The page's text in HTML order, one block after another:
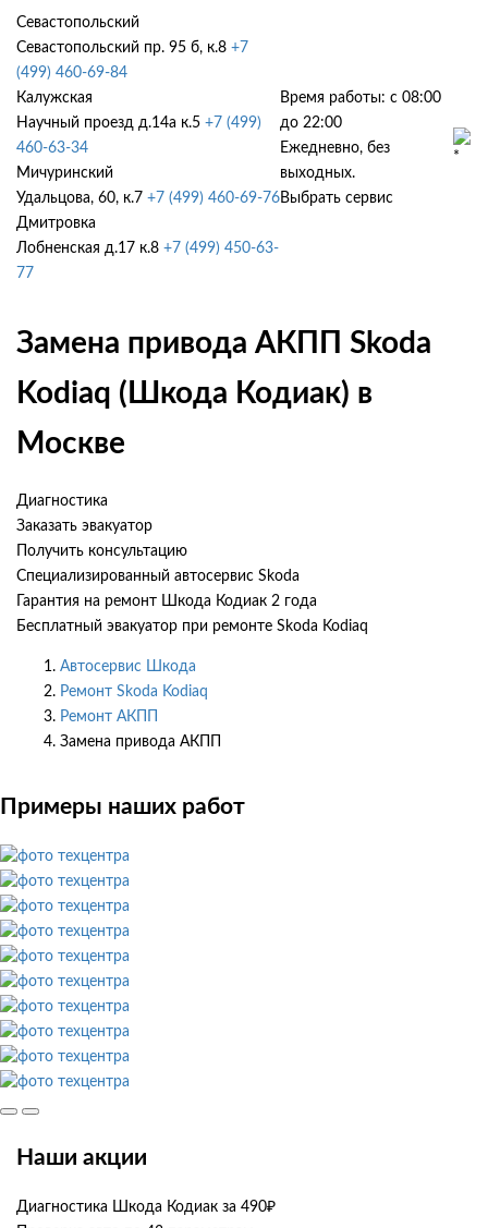
Севастопольский
Севастопольский пр. 95 б, к.8 +7
(499) 460-69-84
Калужская
Научный проезд д.14а к.5 +7 (499)
460-63-34
Мичуринский
Удальцова, 60, к.7 +7 (499) 460-69-76
Дмитровка
Лобненская д.17 к.8 +7 (499) 450-63-
77
Время работы: с 08:00
до 22:00
Ежедневно, без
выходных.
Выбрать сервис
Замена привода АКПП Skoda
Kodiaq (Шкода Кодиак) в
Москве
Диагностика
Заказать эвакуатор
Получить консультацию
Специализированный автосервис Skoda
Гарантия на ремонт Шкода Кодиак 2 года
Бесплатный эвакуатор при ремонте Skoda Kodiaq
Автосервис Шкода
Ремонт Skoda Kodiaq
Ремонт АКПП
Замена привода АКПП
Примеры наших работ
Наши акции
Диагностика Шкода Кодиак за 490₽